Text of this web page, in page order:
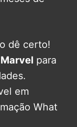
dê certo!
para
em
What